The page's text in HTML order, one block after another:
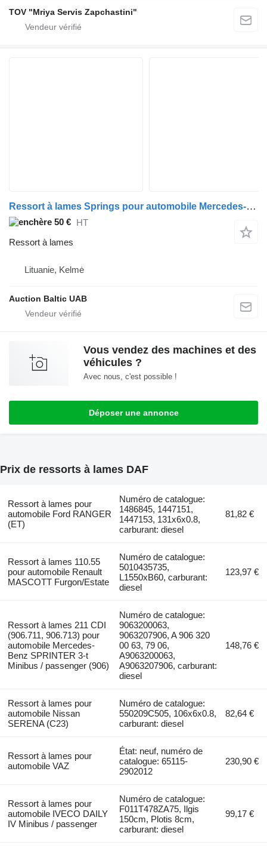
TOV "Mriya Servis Zapchastini"
Ressort à lames Springs pour automobile Mercedes-Benz GD 240
50 € HT
Ressort à lames
Lituanie, Kelmė
Auction Baltic UAB
Vous vendez des machines et des
véhicules ?
Avec nous, c'est possible !
Déposer une annonce
Prix de ressorts à lames DAF
Ressort à lames pour
automobile Ford RANGER
(ET)
Numéro de catalogue:
1486845, 1447151,
1447153, 131x6x0.8,
carburant: diesel
81,82 €
Ressort à lames 110.55
pour automobile Renault
MASCOTT Furgon/Estate
Numéro de catalogue:
5010435735,
L1550xB60, carburant:
diesel
123,97 €
Ressort à lames 211 CDI
(906.711, 906.713) pour
automobile Mercedes-
Benz SPRINTER 3-t
Minibus / passenger (906)
Numéro de catalogue:
9063200063,
9063207906, A 906 320
00 63, 79 06,
A9063200063,
A9063207906, carburant:
diesel
148,76 €
Ressort à lames pour
automobile Nissan
SERENA (C23)
Numéro de catalogue:
550209C505, 106x6x0.8,
carburant: diesel
82,64 €
Ressort à lames pour
automobile VAZ
État: neuf, numéro de
catalogue: 65115-
2902012
230,90 €
Ressort à lames pour
automobile IVECO DAILY
IV Minibus / passenger
Numéro de catalogue:
F011T478ZA75, Ilgis
150cm, Plotis 8cm,
carburant: diesel
99,17 €